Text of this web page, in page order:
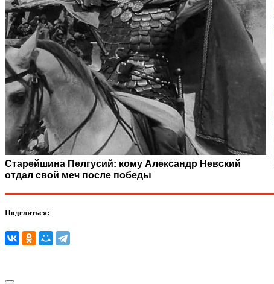
Старейшина Пелгусий: кому Александр Невский
отдал свой меч после победы
Поделиться: